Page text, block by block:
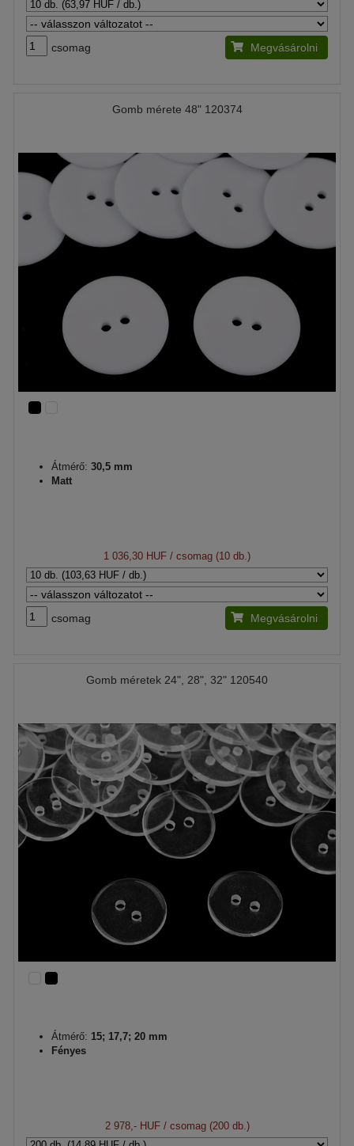
csomag Megvásárolni
Gomb mérete 48" 120374
Átmérő: 30,5 mm
Matt
1 036,30 HUF / csomag (10 db.)
csomag Megvásárolni
Gomb méretek 24", 28", 32" 120540
Átmérő: 15; 17,7; 20 mm
Fényes
2 978,- HUF/ csomag (200 db.)